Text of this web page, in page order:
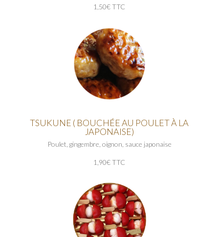
1,50€ TTC
TSUKUNE ( BOUCHÉE AU POULET À LA
JAPONAISE)
Poulet, gingembre, oignon, sauce japonaise
1,90€ TTC